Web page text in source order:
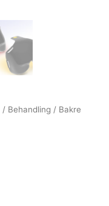
/ Behandling / Bakre